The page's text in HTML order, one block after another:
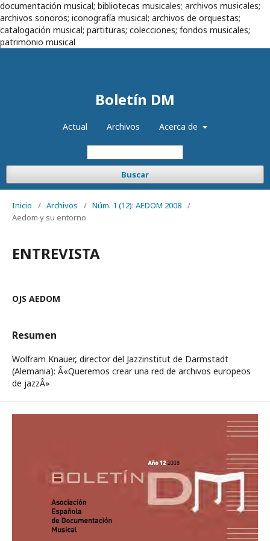
documentación musical; bibliotecas musicales; archivos musicales;
archivos sonoros; iconografía musical; archivos de orquestas;
catalogación musical; partituras; colecciones; fondos musicales;
patrimonio musical
Boletín DM
Actual Archivos Acerca de
Buscar
Registrarse Entrar
Inicio / Archivos / Núm. 1 (12): AEDOM 2008 /
Aedom y su entorno
ENTREVISTA
OJS AEDOM
Resumen
Wolfram Knauer, director del Jazzinstitut de Darmstadt
(Alemania): Â«Queremos crear una red de archivos europeos
de jazzÂ»